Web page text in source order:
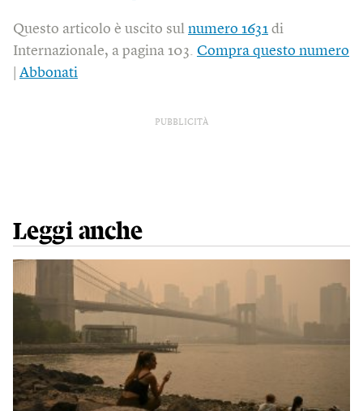
Questo articolo è uscito sul numero 1631 di
Internazionale, a pagina 103. Compra questo numero
Abbonati
PUBBLICITÀ
Leggi anche